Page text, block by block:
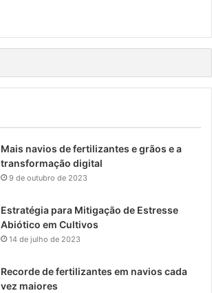
Mais navios de fertilizantes e grãos e a
transformação digital
9 de outubro de 2023
Estratégia para Mitigação de Estresse
Abiótico em Cultivos
14 de julho de 2023
Recorde de fertilizantes em navios cada
vez maiores